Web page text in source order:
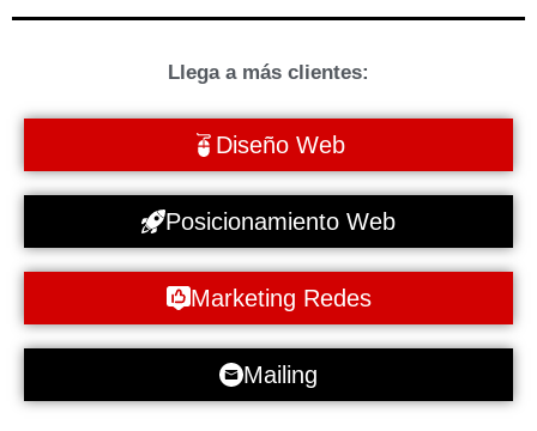
Llega a más clientes:
Diseño Web
Posicionamiento Web
Marketing Redes
Mailing